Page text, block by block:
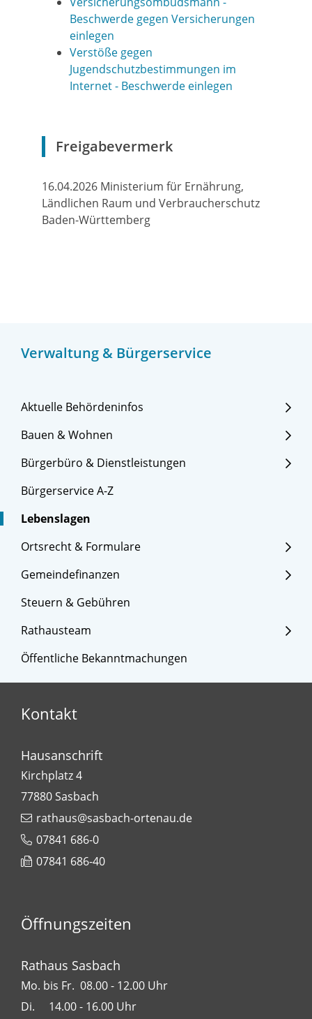
Verwaltung & Bürgerservice
Aktuelle Behördeninfos
Bauen & Wohnen
Bürgerbüro & Dienstleistungen
Bürgerservice A-Z
Lebenslagen
Ortsrecht & Formulare
Gemeindefinanzen
Steuern & Gebühren
Rathausteam
Öffentliche Bekanntmachungen
Beschwerde gegen Versicherungen
einlegen
Verstöße gegen
Jugendschutzbestimmungen im
Internet - Beschwerde einlegen
Freigabevermerk
16.04.2026 Ministerium für Ernährung,
Ländlichen Raum und Verbraucherschutz
Baden-Württemberg
Kontakt
Hausanschrift
Kirchplatz 4
77880Sasbach
rathaus@sasbach-ortenau.de
07841 686-0
07841 686-40
Öffnungszeiten
Rathaus Sasbach
Mo. bis Fr. 08.00 - 12.00 Uhr
Di. 14.00 - 16.00 Uhr